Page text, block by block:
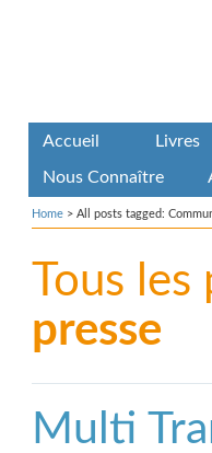
Accueil Livres
Nous Connaître
Home > All posts tagged:
Tous
presse
Multi